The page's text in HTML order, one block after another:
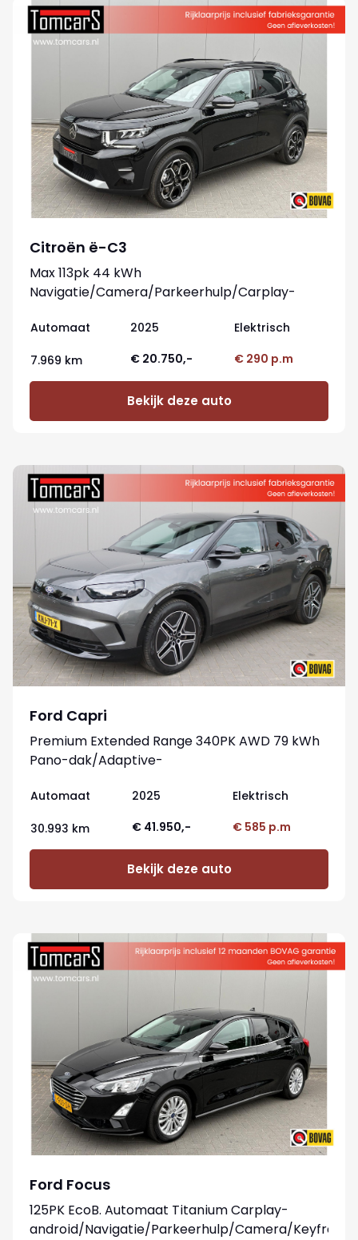
Citroën ë-C3
Max 113pk 44 kWh
Navigatie/Camera/Parkeerhulp/Carplay-
Automaat 2025 Elektrisch
7.969 km € 20.750,- € 290 p.m
Bekijk deze auto
Ford Capri
Premium Extended Range 340PK AWD 79 kWh
Pano-dak/Adaptive-
Automaat 2025 Elektrisch
30.993 km € 41.950,- € 585 p.m
Bekijk deze auto
Ford Focus
125PK EcoB. Automaat Titanium Carplay-
android/Navigatie/Parkeerhulp/Camera/Keyfree